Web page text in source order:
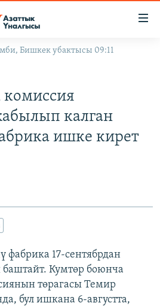
Бишкек убактысы 09:11
калган
ишке кирет
фабрика 17-сентябрдан
Кумтөр боюнча
төрагасы Темир
бул ишкана 6-августта,